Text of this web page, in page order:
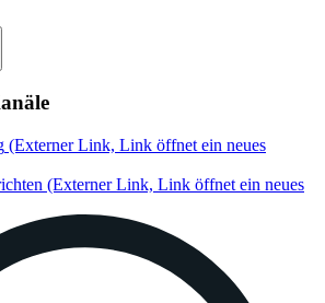
(Externer Link, Link öffnet ein neues
(Externer Link, Link öffnet ein neues